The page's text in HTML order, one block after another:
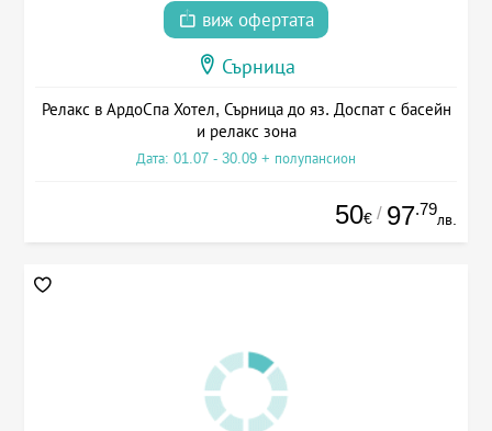
виж офертата
Сърница
Релакс в АрдоСпа Хотел, Сърница до яз. Доспат с басейн
и релакс зона
Дата: 01.07 - 30.09 + полупансион
50€ / 97.79
лв.